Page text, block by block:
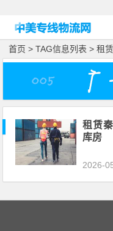
首页 > TAG信息列表 > 租
租赁
库房
2026-